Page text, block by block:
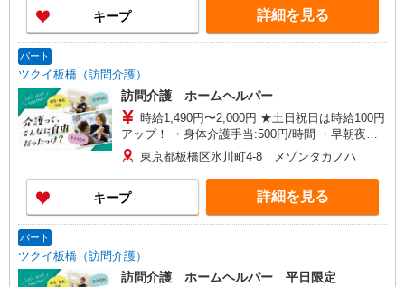
ン1F東 【在宅介護センター調布】東京都調布市国
領町五丁目4-17 パレス調布1990A館 【在宅介護
センター府中】東京都府中市武蔵台二丁目20-16
士見町一丁目21-18 野村ビル101号室 【在宅介護
センター成瀬】東京都町田市南成瀬五丁目1-6 コ
ーポ台益ナルセ B1F
キープ 詳細を見る
パート
ツクイ板橋（訪問介護）
訪問介護 ホームヘルパー
時給1,490円〜2,000円 ★土日祝日は時給100円
アップ！ ・身体介護手当:500円/時間 ・早朝夜間
深夜手当:300円/時間 （18:00〜翌07:59の時間
帯） ・ICT手当:2,000円/月 ・深夜割増は別途支給
・ケア→ケアの移動時間も賃金（時給）を支給 ・
居住支援特別手当:120円/時間含む ※給与幅は資
格・経験等による
東京都板橋区氷川町4-8 メゾンタカノハ
キープ 詳細を見る
パート
ツクイ板橋（訪問介護）
訪問介護 ホームヘルパー 平日限定